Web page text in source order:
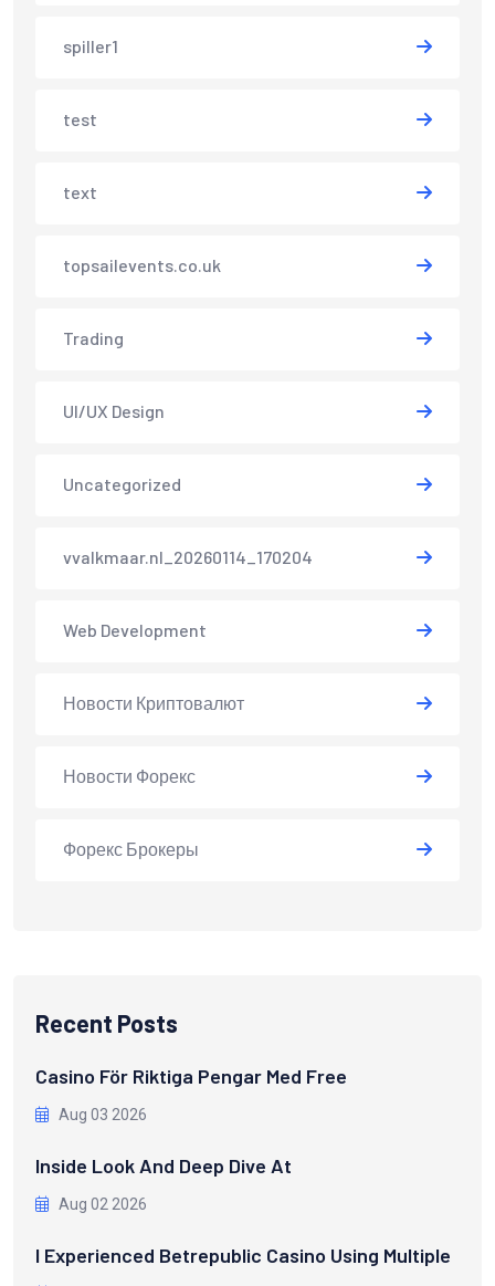
spiller1
test
text
topsailevents.co.uk
Trading
UI/UX Design
Uncategorized
vvalkmaar.nl_20260114_170204
Web Development
Новости Криптовалют
Новости Форекс
Форекс Брокеры
Recent Posts
Casino För Riktiga Pengar Med Free
Aug 03 2026
Inside Look And Deep Dive At
Aug 02 2026
I Experienced Betrepublic Casino Using Multiple